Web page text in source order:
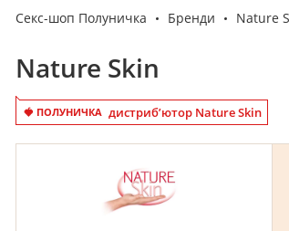
Секс-шоп Полуничка Бренди Nature
Nature Skin
🍓 ПОЛУНИЧКА дистриб’ютор Nature Skin